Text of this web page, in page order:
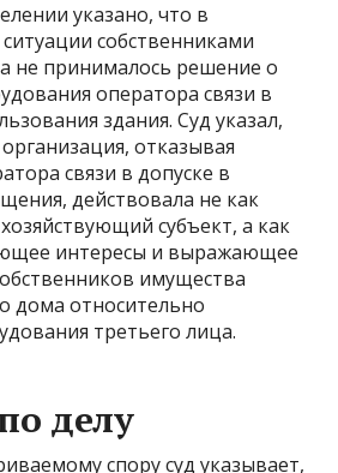
указано, что в
собственниками
не принималось решение о
оператора связи в
здания. Суд указал,
отказывая
связи в допуске в
действовала не как
субъект, а как
интересы и выражающее
имущества
дома относительно
третьего лица.
делу
спору суд указывает,